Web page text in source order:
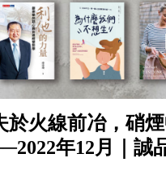
於火線前冶，硝
年12月｜誠